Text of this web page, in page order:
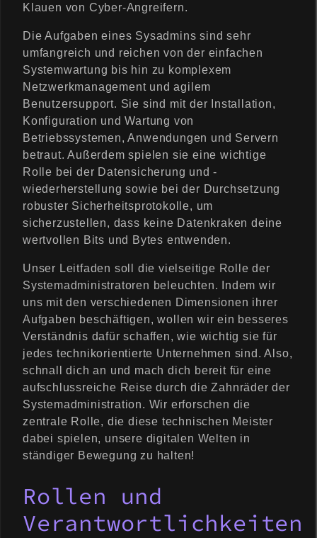
Klauen von Cyber-Angreifern.
Die Aufgaben eines Sysadmins sind sehr
umfangreich und reichen von der einfachen
Systemwartung bis hin zu komplexem
Netzwerkmanagement und agilem
Benutzersupport. Sie sind mit der Installation,
Konfiguration und Wartung von
Betriebssystemen, Anwendungen und Servern
betraut. Außerdem spielen sie eine wichtige
Rolle bei der Datensicherung und -
wiederherstellung sowie bei der Durchsetzung
robuster Sicherheitsprotokolle, um
sicherzustellen, dass keine Datenkraken deine
wertvollen Bits und Bytes entwenden.
Unser Leitfaden soll die vielseitige Rolle der
Systemadministratoren beleuchten. Indem wir
uns mit den verschiedenen Dimensionen ihrer
Aufgaben beschäftigen, wollen wir ein besseres
Verständnis dafür schaffen, wie wichtig sie für
jedes technikorientierte Unternehmen sind. Also,
schnall dich an und mach dich bereit für eine
aufschlussreiche Reise durch die Zahnräder der
Systemadministration. Wir erforschen die
zentrale Rolle, die diese technischen Meister
dabei spielen, unsere digitalen Welten in
ständiger Bewegung zu halten!
Rollen und
Verantwortlichkeiten